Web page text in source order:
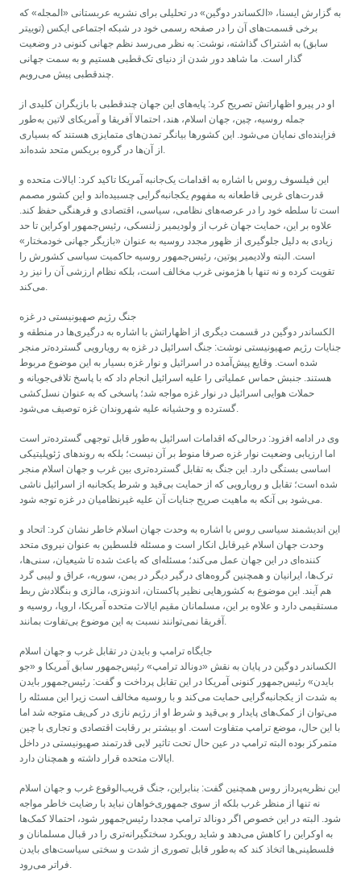
به گزارش ایسنا، «الکساندر دوگین» در تحلیلی برای نشریه عربستانی «المجله» که
برخی قسمت‌های آن را در صفحه رسمی خود در شبکه اجتماعی ایکس (توییتر
سابق) به اشتراک گذاشته، نوشت: به نظر می‌رسد نظم جهانی کنونی در وضعیت
گذار است. ما شاهد دور شدن از دنیای تک‌قطبی هستیم و به سمت جهانی
او در پیرو اظهاراتش تصریح کرد: پایه‌های این جهان چندقطبی با بازیگران کلیدی از
جمله روسیه، چین، جهان اسلام، هند، احتمالا آفریقا و آمریکای لاتین به‌طور
فزاینده‌ای نمایان می‌شود. این کشورها بیانگر تمدن‌های متمایزی هستند که بسیاری
این فیلسوف روس با اشاره به اقدامات یک‌جانبه آمریکا تاکید کرد: ایالات متحده و
قدرت‌های غربی قاطعانه به مفهوم یکجانبه‌گرایی چسبیده‌اند و این کشور مصمم
است تا سلطه خود را در عرصه‌های نظامی، سیاسی، اقتصادی و فرهنگی حفظ کند.
علاوه بر این، حمایت جهان غرب از ولودیمیر زلنسکی، رئیس‌جمهور اوکراین تا حد
زیادی به دلیل جلوگیری از ظهور مجدد روسیه به عنوان «بازیگر جهانی خودمختار»
است. البته ولادیمیر پوتین، رئیس‌جمهور روسیه حاکمیت سیاسی کشورش را
تقویت کرده و نه تنها با هژمونی غرب مخالف است، بلکه نظام ارزشی آن را نیز رد
جنگ رژیم صهیونیستی در غزه
الکساندر دوگین در قسمت دیگری از اظهاراتش با اشاره به درگیری‌ها در منطقه و
جنایات رژیم صهیونیستی نوشت: جنگ اسرائیل در غزه به رویارویی گسترده‌تر منجر
شده است. وقایع پیش‌آمده در اسرائیل و نوار غزه بسیار به این موضوع مربوط
هستند. جنبش حماس عملیاتی را علیه اسرائیل انجام داد که با پاسخ تلافی‌جویانه و
حملات هوایی اسرائیل در نوار غزه مواجه شد؛ پاسخی که به عنوان نسل‌کشی
وی در ادامه افزود: درحالی‌که اقدامات اسرائیل به‌طور قابل توجهی گسترده‌تر است
اما ارزیابی وضعیت نوار غزه صرفا منوط بر آن نیست؛ بلکه به روندهای ژئوپلیتیکی
اساسی بستگی دارد. این جنگ به تقابل گسترده‌تری بین غرب و جهان اسلام منجر
شده است؛ تقابل و رویارویی که از حمایت بی‌قید و شرط یکجانبه از اسرائیل ناشی
این اندیشمند سیاسی روس با اشاره به وحدت جهان اسلام خاطر نشان کرد: اتحاد و
وحدت جهان اسلام غیرقابل انکار است و مسئله فلسطین به عنوان نیروی متحد
کننده‌ای در این جهان عمل می‌کند؛ مسئله‌ای که باعث شده تا شیعیان، سنی‌ها،
ترک‌ها، ایرانیان و همچنین گروه‌های درگیر دیگر در یمن، سوریه، عراق و لیبی گرد
هم آیند. این موضوع به کشورهایی نظیر پاکستان، اندونزی، مالزی و بنگلادش ربط
مستقیمی دارد و علاوه بر این، مسلمانان مقیم ایالات متحده آمریکا، اروپا، روسیه و
جایگاه ترامپ و بایدن در تقابل غرب و جهان اسلام
الکساندر دوگین در پایان به نقش «دونالد ترامپ» رئیس‌جمهور سابق آمریکا و «جو
بایدن» رئیس‌جمهور کنونی آمریکا در این تقابل پرداخت و گفت: رئیس‌جمهور بایدن
به شدت از یکجانبه‌گرایی حمایت می‌کند و با روسیه مخالف است زیرا این مسئله را
می‌توان از کمک‌های پایدار و بی‌قید و شرط او از رژیم نازی در کی‌یف متوجه شد اما
با این حال، موضع ترامپ متفاوت است. او بیشتر بر رقابت اقتصادی و تجاری با چین
متمرکز بوده البته ترامپ در عین حال تحت تاثیر لابی قدرتمند صهیونیستی در داخل
این نظریه‌پرداز روس همچنین گفت: بنابراین، جنگ قریب‌الوقوع غرب و جهان اسلام
نه تنها از منظر غرب بلکه از سوی جمهوری‌خواهان نباید با رضایت خاطر مواجه
شود. البته در این خصوص اگر دونالد ترامپ مجددا رئیس‌جمهور شود، احتمالا کمک‌ها
به اوکراین را کاهش می‌دهد و شاید رویکرد سختگیرانه‌تری را در قبال مسلمانان و
فلسطینی‌ها اتخاذ کند که به‌طور قابل تصوری از شدت و سختی سیاست‌های بایدن